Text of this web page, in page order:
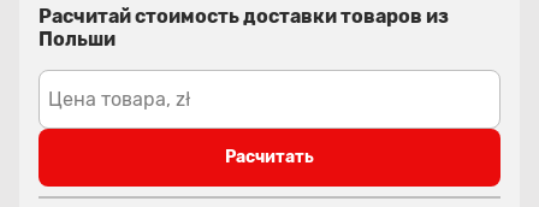
Расчитай стоимость доставки товаров из
Польши
Цена товара, zł
Расчитать